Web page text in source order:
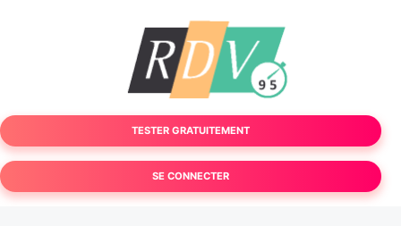
TESTER GRATUITEMENT
SE CONNECTER